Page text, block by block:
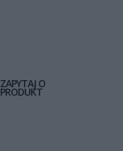
ZAPYTAJ O
PRODUKT